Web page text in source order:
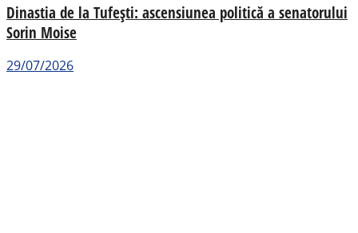
Dinastia de la Tufești: ascensiunea politică a senatorului
Sorin Moise
29/07/2026